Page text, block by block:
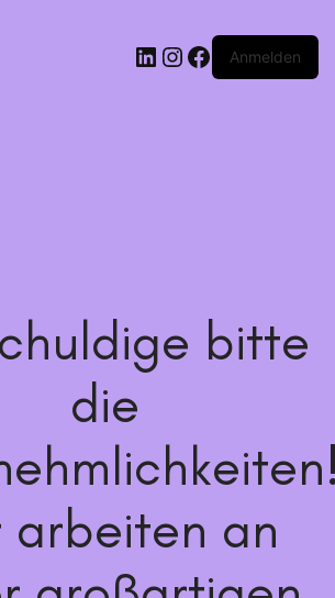
Anmelden
bitte
die
arbeiten an